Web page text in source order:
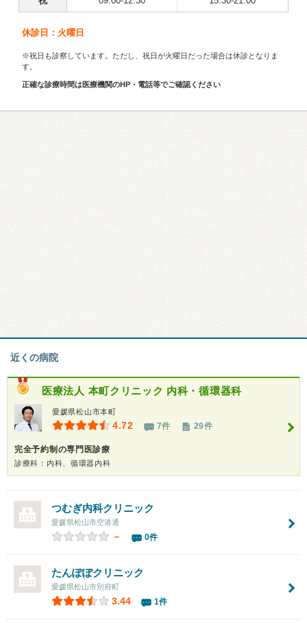
休診日：火曜日
※祝日も診察しています。ただし、祝日が火曜日だった場合は休診となりま
す。
正確な診療時間は医療機関のHP・電話等でご確認ください
近くの病院
医療法人 本町クリニック 内科・循環器科
愛媛県松山市本町
4.72 7件 29件
完全予約制の専門医診療
診療科：内科、循環器内科
つむぎ内科クリニック
愛媛県松山市空港通
－ 0件
たんぽぽクリニック
愛媛県松山市別府町
3.44 1件